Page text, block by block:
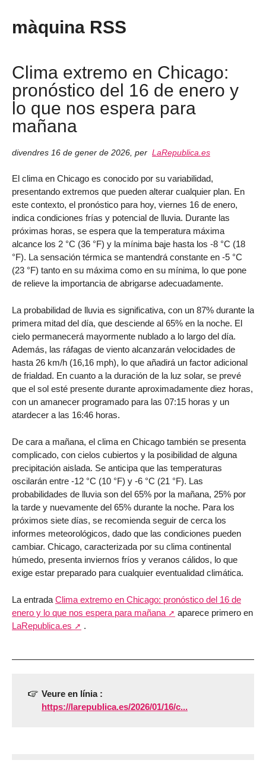
màquina RSS
Clima extremo en Chicago:
pronóstico del 16 de enero y
lo que nos espera para
mañana
divendres 16 de gener de 2026 per LaRepublica.es
El clima en Chicago es conocido por su variabilidad,
presentando extremos que pueden alterar cualquier plan. En
este contexto, el pronóstico para hoy, viernes 16 de enero,
indica condiciones frías y potencial de lluvia. Durante las
próximas horas, se espera que la temperatura máxima
alcance los 2 °C (36 °F) y la mínima baje hasta los -8 °C (18
°F). La sensación térmica se mantendrá constante en -5 °C
(23 °F) tanto en su máxima como en su mínima, lo que pone
de relieve la importancia de abrigarse adecuadamente.
La probabilidad de lluvia es significativa, con un 87% durante la
primera mitad del día, que desciende al 65% en la noche. El
cielo permanecerá mayormente nublado a lo largo del día.
Además, las ráfagas de viento alcanzarán velocidades de
hasta 26 km/h (16,16 mph), lo que añadirá un factor adicional
de frialdad. En cuanto a la duración de la luz solar, se prevé
que el sol esté presente durante aproximadamente diez horas,
con un amanecer programado para las 07:15 horas y un
atardecer a las 16:46 horas.
De cara a mañana, el clima en Chicago también se presenta
complicado, con cielos cubiertos y la posibilidad de alguna
precipitación aislada. Se anticipa que las temperaturas
oscilarán entre -12 °C (10 °F) y -6 °C (21 °F). Las
probabilidades de lluvia son del 65% por la mañana, 25% por
la tarde y nuevamente del 65% durante la noche. Para los
próximos siete días, se recomienda seguir de cerca los
informes meteorológicos, dado que las condiciones pueden
cambiar. Chicago, caracterizada por su clima continental
húmedo, presenta inviernos fríos y veranos cálidos, lo que
exige estar preparado para cualquier eventualidad climática.
La entrada Clima extremo en Chicago: pronóstico del 16 de
enero y lo que nos espera para mañana
aparece primero en
LaRepublica.es
.
Veure en línia :
https://larepublica.es/2026/01/16/c...